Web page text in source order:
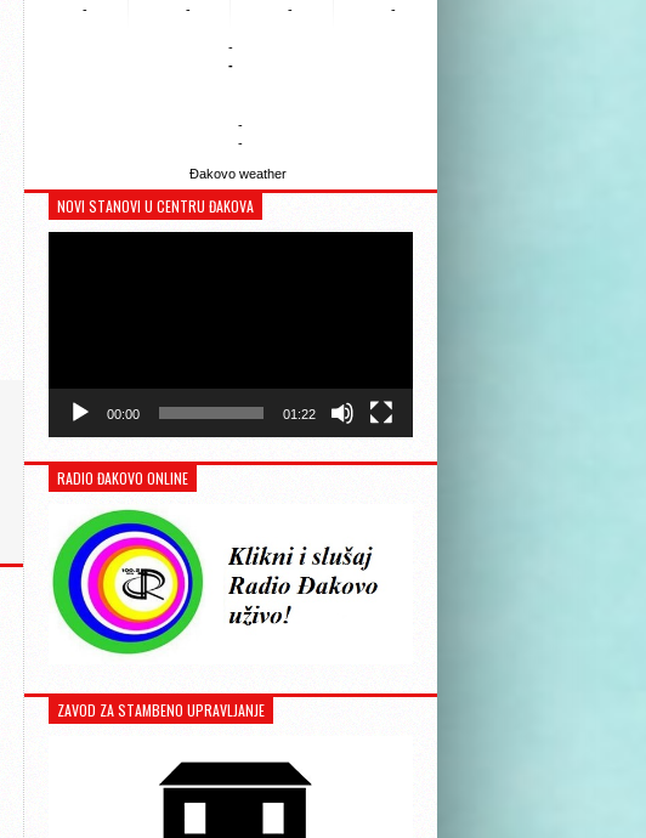
-
-
-
-
-
-
-
-
Đakovo weather
NOVI STANOVI U CENTRU ĐAKOVA
00:00 01:22
RADIO ĐAKOVO ONLINE
ZAVOD ZA STAMBENO UPRAVLJANJE